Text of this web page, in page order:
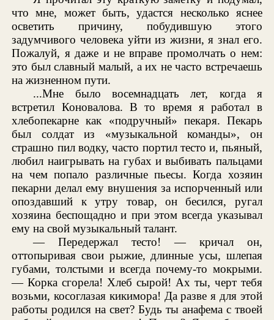
что мне, может быть, удастся несколько яснее
осветить причину, побудившую этого
задумчивого человека уйти из жизни, я знал его.
Пожалуй, я даже и не вправе промолчать о нем:
это был славный малый, а их не часто встречаешь
на жизненном пути.
...Мне было восемнадцать лет, когда я
встретил Коновалова. В то время я работал в
хлебопекарне как «подручный» пекаря. Пекарь
был солдат из «музыкальной команды», он
страшно пил водку, часто портил тесто и, пьяный,
любил наигрывать на губах и выбивать пальцами
на чем попало различные пьесы. Когда хозяин
пекарни делал ему внушения за испорченный или
опоздавший к утру товар, он бесился, ругал
хозяина беспощадно и при этом всегда указывал
ему на свой музыкальный талант.
— Передержал тесто! — кричал он,
оттопыривая свои рыжие, длинные усы, шлепая
губами, толстыми и всегда почему-то мокрыми.
— Корка сгорела! Хлеб сырой! Ах ты, черт тебя
возьми, косоглазая кикимора! Да разве я для этой
работы родился на свет? Будь ты анафема с твоей